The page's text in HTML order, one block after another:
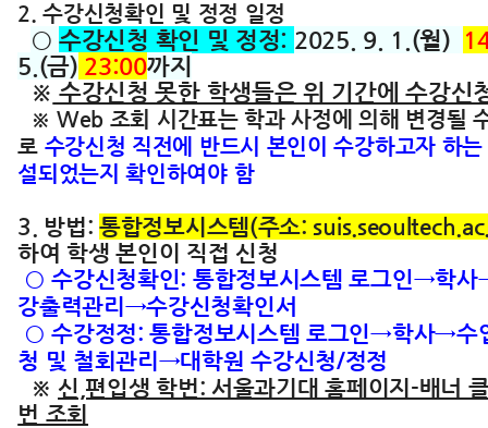
2. 수강신청확인 및 정정 일정
○ 수강신청 확인 및 정정: 2025. 9. 1.(월)
5.(금) 23:00까지
※ 수강신청 못한 학생들은 위 기간에 수강신
※ Web 조회 시간표는 학과 사정에 의해 변경될
로 수강신청 직전에 반드시 본인이 수강하고자 하
설되었는지 확인하여야 함
3. 방법:통합정보시스템(주소:
하여 학생 본인이 직접 신청
○ 수강신청확인: 통합정보시스템 로그인→학
강출력관리→수강신청확인서
○ 수강정정: 통합정보시스템 로그인→학사→수
청 및 철회관리→대학원 수강신청/정정
※ 신,편입생 학번: 서울과기대 홈페이지-배너
번 조회